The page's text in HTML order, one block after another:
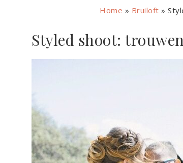
Home » Bruiloft »
Styled shoot: